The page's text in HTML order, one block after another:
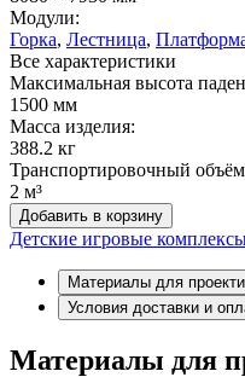
Модули:
Горка, Лестница,
Все характеристики
Максимальная высота
1500 мм
Масса изделия:
388.2 кг
Транспортировочный
2 м³
Добавить в корзину
Детские игровые
Материалы для
Условия доставки и
Материалы для